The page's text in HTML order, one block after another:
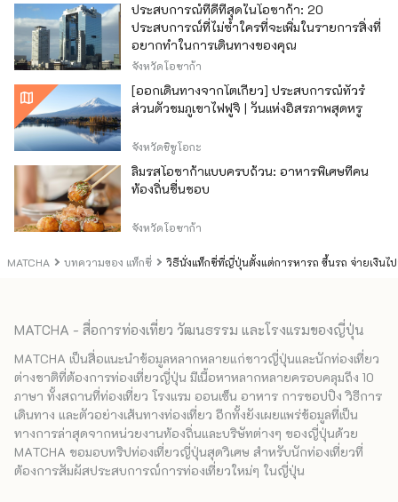
MATCHA บทความของ แท็กซี่ วิธีนั่งแท็กซี่ที่ญี่ปุ่นตั้งแต่การหารถ ขึ้นรถ จ่ายเงินไ
ประสบการณ์ที่ดีที่สุดในโอซาก้า: 20
ประสบการณ์ที่ไม่ซ้ำใครที่จะเพิ่มในรายการสิ่งที่
อยากทำในการเดินทางของคุณ
จังหวัดโอซาก้า
[ออกเดินทางจากโตเกียว] ประสบการณ์ทัวร์
ส่วนตัวชมภูเขาไฟฟูจิ | วันแห่งอิสรภาพสุดหรู
จังหวัดชิซูโอกะ
ลิ้มรสโอซาก้าแบบครบถ้วน: อาหารพิเศษที่คน
ท้องถิ่นชื่นชอบ
จังหวัดโอซาก้า
MATCHA - สื่อการท่องเที่ยว วัฒนธรรม และโรงแรมของญี่ปุ่น
MATCHA เป็นสื่อแนะนำข้อมูลหลากหลายแก่ชาวญี่ปุ่นและนักท่องเที่ยว
ต่างชาติที่ต้องการท่องเที่ยวญี่ปุ่น มีเนื้อหาหลากหลายครอบคลุมถึง 10
ภาษา ทั้งสถานที่ท่องเที่ยว โรงแรม ออนเซ็น อาหาร การชอปปิง วิธีการ
เดินทาง และตัวอย่างเส้นทางท่องเที่ยว อีกทั้งยังเผยแพร่ข้อมูลที่เป็น
ทางการล่าสุดจากหน่วยงานท้องถิ่นและบริษัทต่างๆ ของญี่ปุ่นด้วย
MATCHA ขอมอบทริปท่องเที่ยวญี่ปุ่นสุดวิเศษ สำหรับนักท่องเที่ยวที่
ต้องการสัมผัสประสบการณ์การท่องเที่ยวใหม่ๆ ในญี่ปุ่น